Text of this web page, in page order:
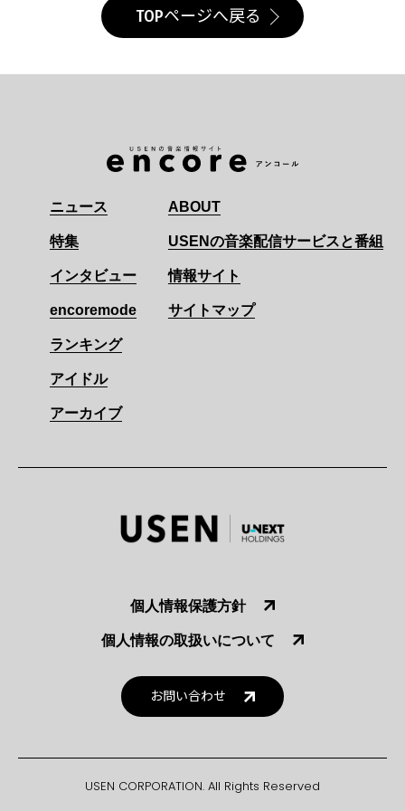
TOPページへ戻る
ニュース
特集
インタビュー
encoremode
ランキング
アイドル
アーカイブ
ABOUT
USENの音楽配信サービスと番組
情報サイト
サイトマップ
個人情報保護方針
個人情報の取扱いについて
お問い合わせ
USEN CORPORATION. All Rights Reserved